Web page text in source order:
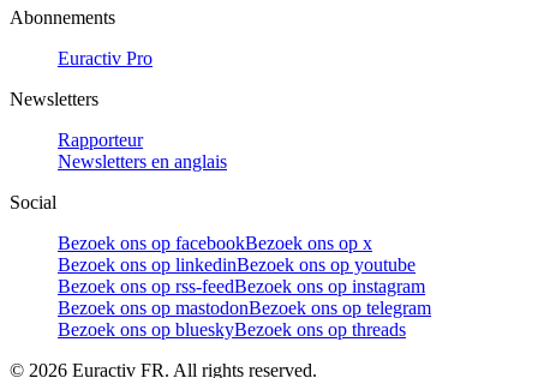
Abonnements
Euractiv Pro
Newsletters
Rapporteur
Newsletters en anglais
Social
Bezoek ons op facebookBezoek ons op x
Bezoek ons op linkedinBezoek ons op youtube
Bezoek ons op rss-feedBezoek ons op instagram
Bezoek ons op mastodonBezoek ons op telegram
Bezoek ons op blueskyBezoek ons op threads
© 2026 Euractiv FR. All rights reserved.